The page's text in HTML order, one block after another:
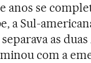
anos se
a Sul-
as
com a